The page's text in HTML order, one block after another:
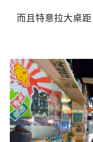
而且特意拉大桌